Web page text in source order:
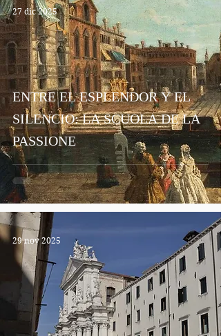
ENTRE EL ESPLENDOR Y EL
SILENCIO: LA SCUOLA DE LA
PASSIONE
27 dic 2025
29 nov 2025